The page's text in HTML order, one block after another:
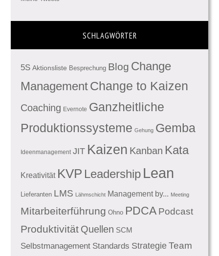
SCHLAGWÖRTER
5S Aktionsliste Besprechung Blog Change
ManagementChange to Kaizen
Coaching Evernote Ganzheitliche
Produktionssysteme Gehung Gemba
Ideenmanagement JIT Kaizen Kanban Kata
Kreativität KVP Leadership Lean
Lieferanten LMS Lähmschicht Management by... Meeting
Mitarbeiterführung Ohno PDCA Podcast
Produktivität Quellen SCM
Selbstmanagement Standards Strategie Team